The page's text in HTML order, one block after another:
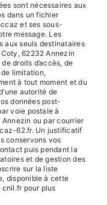
sont nécessaires aux
dans un fichier
et ses sous-
message. Les
aux seuls destinataires
62232 Annezin
droits d’accès, de
limitation,
à tout moment et du
autorité de
données post-
voie postale à
ou par courrier
62.fr. Un justificatif
conservons vos
puis pendant la
et de gestion des
sur la liste
disponible à cette
pour plus